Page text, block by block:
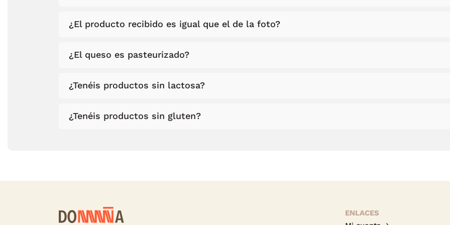
¿El producto recibido es igual que el de la foto?
¿El queso es pasteurizado?
¿Tenéis productos sin lactosa?
¿Tenéis productos sin gluten?
ENLACES